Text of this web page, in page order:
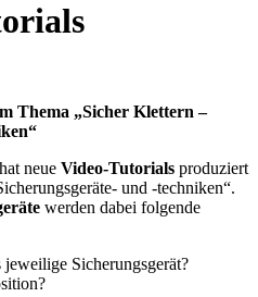
Thema „Sicher Klettern –
neue Video-Tutorials produziert
und -techniken“.
werden dabei folgende
Sicherungsgerät?